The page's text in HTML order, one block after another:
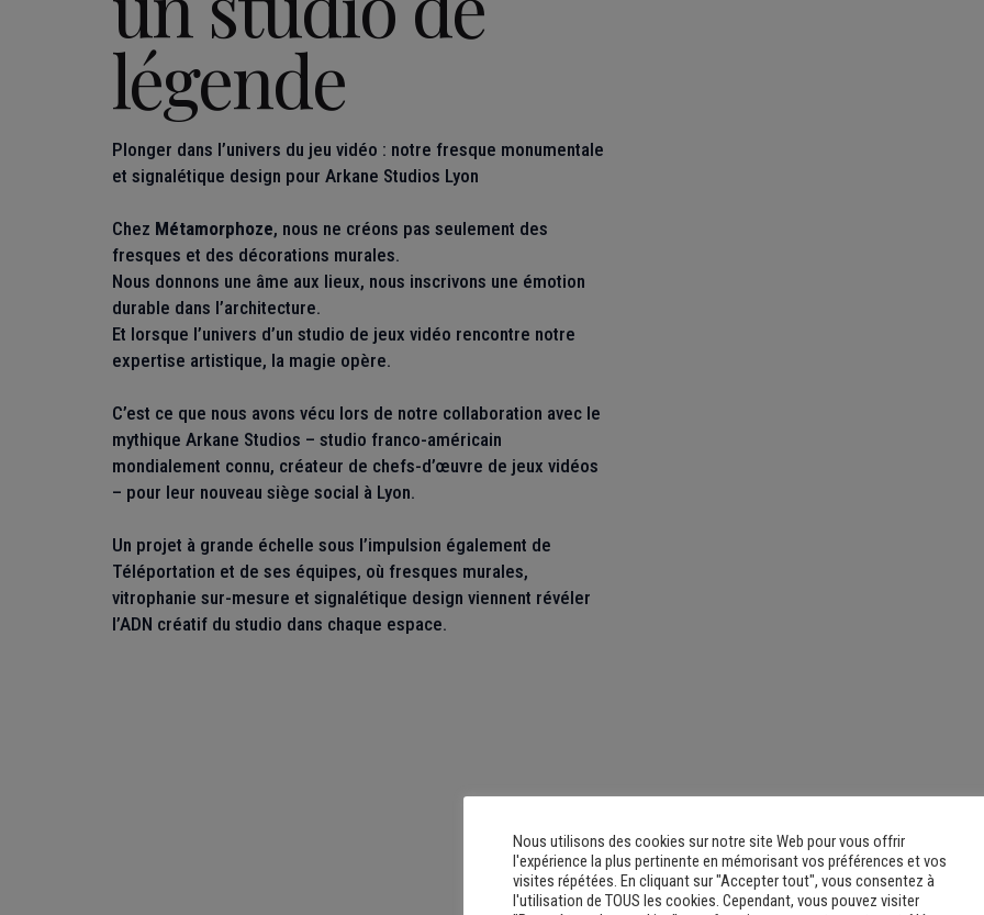
légende
Plonger dans l’univers du jeu vidéo : notre fresque monumentale
et signalétique design pour Arkane Studios Lyon
Chez Métamorphoze, nous ne créons pas seulement des
fresques et des décorations murales.
Nous donnons une âme aux lieux, nous inscrivons une émotion
durable dans l’architecture.
Et lorsque l’univers d’un studio de jeux vidéo rencontre notre
expertise artistique, la magie opère.
C’est ce que nous avons vécu lors de notre collaboration avec le
mythique Arkane Studios – studio franco-américain
mondialement connu, créateur de chefs-d’œuvre de jeux vidéos
– pour leur nouveau siège social à Lyon.
Un projet à grande échelle sous l’impulsion également de
Téléportation et de ses équipes, où fresques murales,
vitrophanie sur-mesure et signalétique design viennent révéler
l’ADN créatif du studio dans chaque espace.
Nous utilisons des cookies sur notre site Web pour vous offrir
l'expérience la plus pertinente en mémorisant vos préférences et vos
visites répétées. En cliquant sur "Accepter tout", vous consentez à
l'utilisation de TOUS les cookies. Cependant, vous pouvez visiter